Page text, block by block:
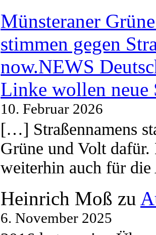
Münsteraner
stimmen gegen
now.NEWS
Linke wollen neue
10. Februar 2026
[…] Straßennamens
Grüne und Volt
weiterhin auch für
Heinrich Moß zu
6. November 2025